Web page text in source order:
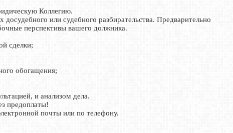
Коллегию.
или судебного разбирательства. Предварительно
перспективы вашего должника.
сделки;
обогащения;
и анализом дела.
предоплаты!
почты или по телефону.